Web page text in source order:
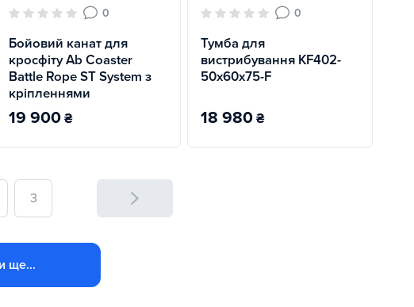
0
Бойовий канат для
кросфіту Ab Coaster
Battle Rope ST System з
кріпленнями
19 900₴
0
Тумба для
вистрибування KF402-
50х60х75-F
18 980₴
3
ще...